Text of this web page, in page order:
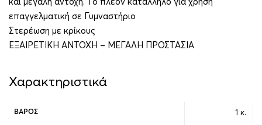
επαγγελματική σε Γυμναστήριο
Στερέωση με κρίκους
ΕΞΑΙΡΕΤΙΚΗ ΑΝΤΟΧΗ – ΜΕΓΑΛΗ ΠΡΟΣΤΑΣΙΑ
Χαρακτηριστικά
ΒΆΡΟΣ 1 κ.